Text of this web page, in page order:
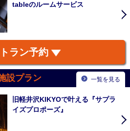
tableのルームサービス
ラン予約
設プラン 一覧を見る
旧軽井沢KIKYOで叶える『サプラ
イズプロポーズ』